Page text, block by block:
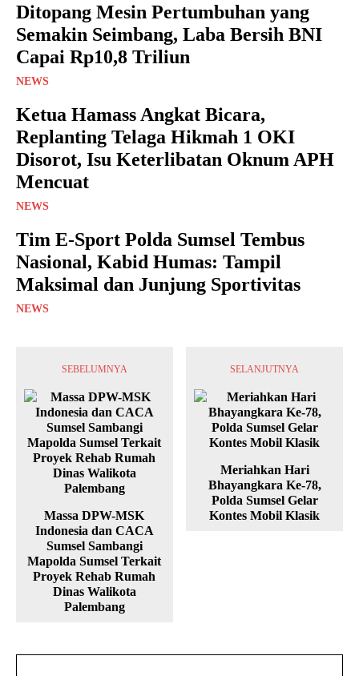
Ditopang Mesin Pertumbuhan yang
Semakin Seimbang, Laba Bersih BNI
Capai Rp10,8 Triliun
NEWS
Ketua Hamass Angkat Bicara,
Replanting Telaga Hikmah 1 OKI
Disorot, Isu Keterlibatan Oknum APH
Mencuat
NEWS
Tim E-Sport Polda Sumsel Tembus
Nasional, Kabid Humas: Tampil
Maksimal dan Junjung Sportivitas
NEWS
SEBELUMNYA
Massa DPW-MSK
Indonesia dan CACA
Sumsel Sambangi
Mapolda Sumsel Terkait
Proyek Rehab Rumah
Dinas Walikota
Palembang
SELANJUTNYA
Meriahkan Hari
Bhayangkara Ke-78,
Polda Sumsel Gelar
Kontes Mobil Klasik